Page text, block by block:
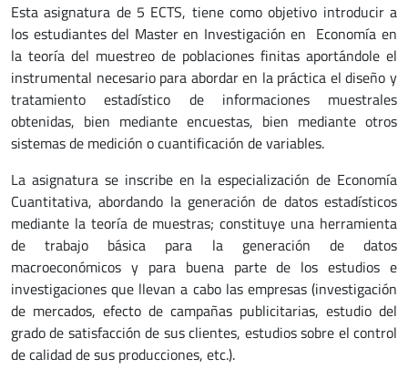
Esta asignatura de 5 ECTS, tiene como objetivo introducir a
los estudiantes del Master en Investigación en Economía en
la teoría del muestreo de poblaciones finitas aportándole el
instrumental necesario para abordar en la práctica el diseño y
tratamiento estadístico de informaciones muestrales
obtenidas, bien mediante encuestas, bien mediante otros
sistemas de medición o cuantificación de variables.
La asignatura se inscribe en la especialización de Economía
Cuantitativa, abordando la generación de datos estadísticos
mediante la teoría de muestras; constituye una herramienta
de trabajo básica para la generación de datos
macroeconómicos y para buena parte de los estudios e
investigaciones que llevan a cabo las empresas (investigación
de mercados, efecto de campañas publicitarias, estudio del
grado de satisfacción de sus clientes, estudios sobre el control
de calidad de sus producciones, etc.).